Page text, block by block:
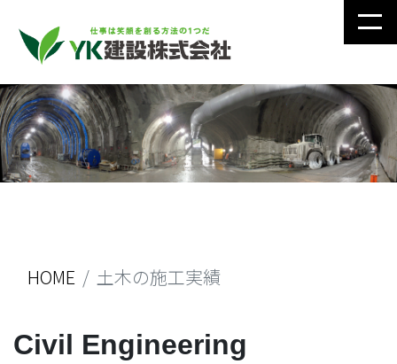
HOME 土木の施工実績
Civil Engineering